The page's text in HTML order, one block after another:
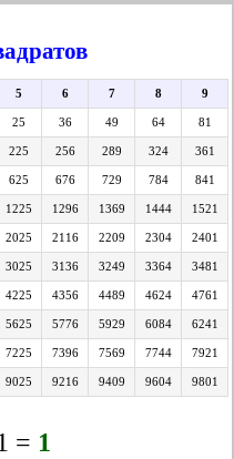
5 6 7 8 9
25 36 49 64 81
225 256 289 324 361
625 676 729 784 841
1225 1296 1369 1444 1521
2025 2116 2209 2304 2401
3025 3136 3249 3364 3481
4225 4356 4489 4624 4761
5625 5776 5929 6084 6241
7225 7396 7569 7744 7921
9025 9216 9409 9604 9801
= 1